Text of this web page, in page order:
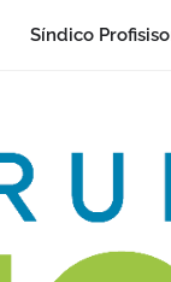
Síndico